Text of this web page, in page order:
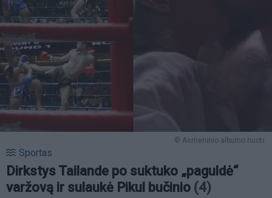
© Asmeninio albumo nuotr.
Sportas
Dirkstys Tailande po suktuko „paguldė“
varžovą ir sulaukė Pikul bučinio (4)